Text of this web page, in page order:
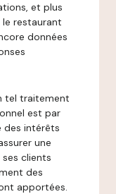
et plus
restaurant
données
tel traitement
est par
des intérêts
une
clients
des
apportées.